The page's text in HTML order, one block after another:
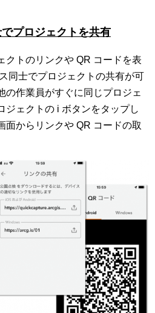
プロジェクトを共有
クトのリンクや QR コードを表
同士でプロジェクトの共有が可
の作業員がすぐに同じプロジェ
ジェクトの i ボタンをタップし
面からリンクや QR コードの取